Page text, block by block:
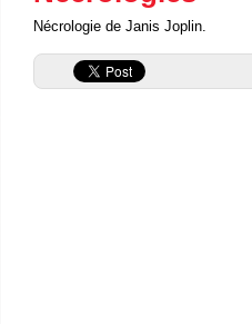
Nécrologie de Janis Joplin.